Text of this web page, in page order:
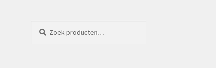
naar: